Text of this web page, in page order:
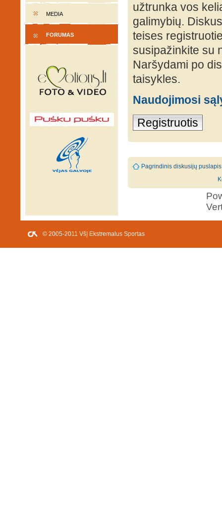
MEDIA
FORUMAS
užtrunka vos
galimybių.
teises
susipažinkite su
Naršydami po
taisykles.
Naudojimosi
Registruotis
Pagrindinis diskusijų puslapis
© 2005-2011 VšĮ Ekstremalus Sportas